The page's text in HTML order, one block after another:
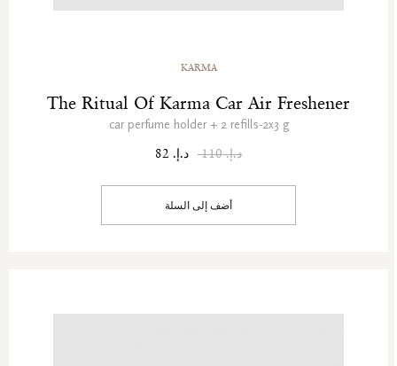
KARMA
The Ritual Of Karma Car Air Freshener
car perfume holder + 2 refills-2x3 g
د.إ. 110 د.إ. 82
أضف إلى السلة